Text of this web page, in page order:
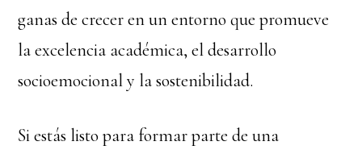
ganas de crecer en un entorno que promueve
la excelencia académica, el desarrollo
socioemocional y la sostenibilidad.
Si estás listo para formar parte de una